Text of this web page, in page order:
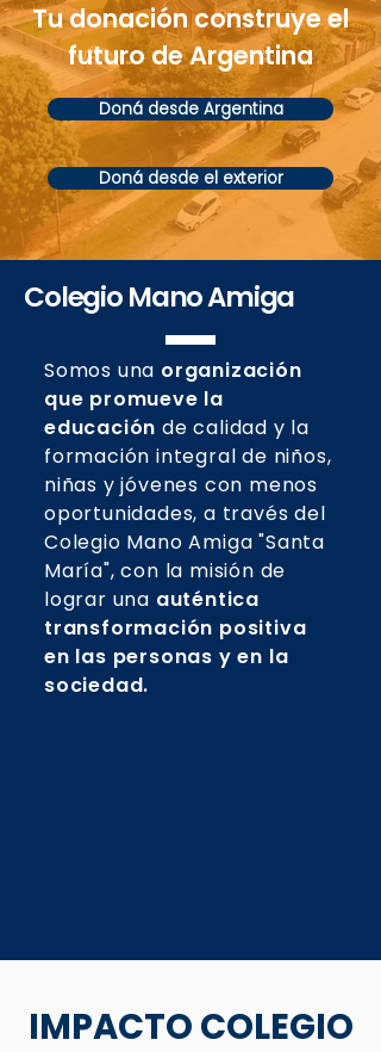
Tu donación construye el
futuro de Argentina
Doná desde Argentina
Doná desde el exterior
Colegio Mano Amiga
Somos una organización
que promueve la
educación de calidad y la
formación integral de niños,
niñas y jóvenes con menos
oportunidades, a través del
Colegio Mano Amiga "Santa
María", con la misión de
lograr una auténtica
transformación positiva
en las personas y en la
sociedad.
IMPACTO COLEGIO